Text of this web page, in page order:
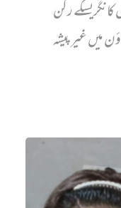
رکن
میں غیر پیشہ